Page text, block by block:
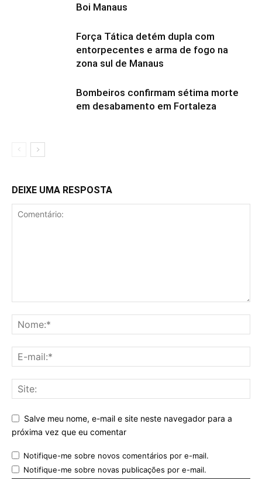
Boi Manaus
Força Tática detém dupla com
entorpecentes e arma de fogo na
zona sul de Manaus
Bombeiros confirmam sétima morte
em desabamento em Fortaleza
DEIXE UMA RESPOSTA
Salve meu nome, e-mail e site neste navegador para a
próxima vez que eu comentar
Notifique-me sobre novos comentários por e-mail.
Notifique-me sobre novas publicações por e-mail.